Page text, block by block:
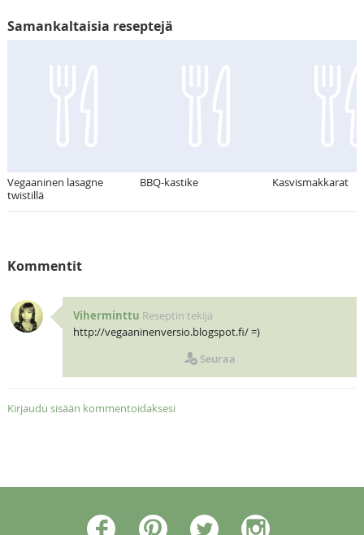
Samankaltaisia reseptejä
Vegaaninen lasagne
twistillä
BBQ-kastike Kasvismakkarat
Kommentit
Viherminttu Reseptin tekijä
http://vegaaninenversio.blogspot.fi/ =)
Seuraa
Kirjaudu sisään kommentoidaksesi